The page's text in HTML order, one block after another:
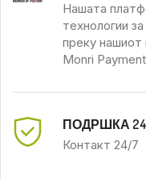
Нашата
технологии
преку нашиот
Monri
ПОДРШКА
Контакт 24/7